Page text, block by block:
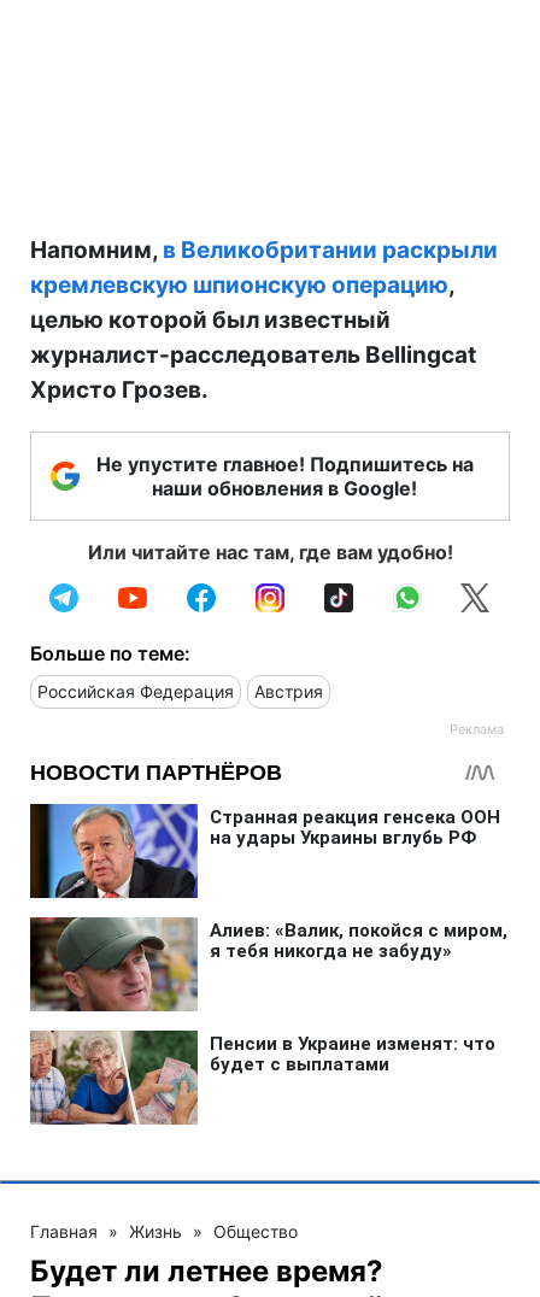
Напомним, в Великобритании раскрыли
кремлевскую шпионскую операцию,
целью которой был известный
журналист-расследователь Bellingcat
Христо Грозев.
Не упустите главное! Подпишитесь на
наши обновления в Google!
Или читайте нас там, где вам удобно!
Больше по теме:
Российская Федерация Австрия
Главная » Жизнь » Общество
Будет ли летнее время?